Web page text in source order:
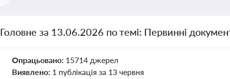
Головне за 13.06.2026 по темі: Первинні
Опрацьовано: 15714 джерел
Виявлено: 1 публікація за 13 червня